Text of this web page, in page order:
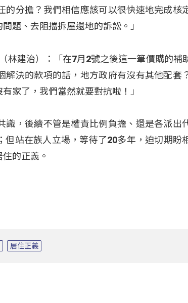
分擔？我們相信應該可以很快速地完成核
題、去阻擋拆屋還地的訴訟。」
林建治）：「在7月2號之後這一筆價購的補
決的款項的話，地方政府有沒有其他配套
家了，我們當然就要對抗啦！」
，後續不管是權責比例負擔、還是各派出
站在族人立場，等待了20多年，迫切期盼
的正義。
居住正義